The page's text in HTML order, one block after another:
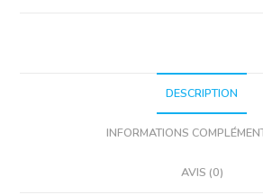
DESCRIPTION
INFORMATIONS
AVIS (0)